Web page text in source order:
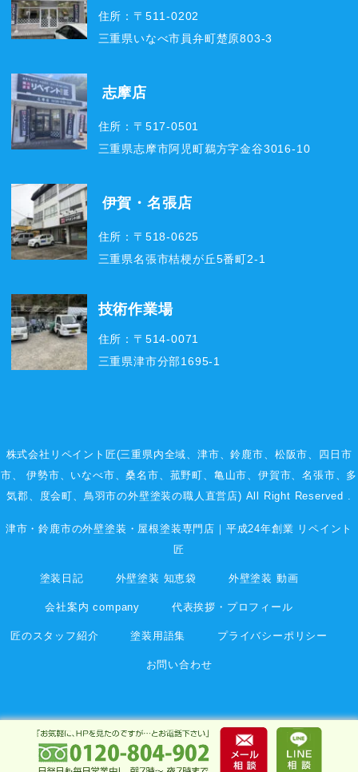
住所：〒511-0202
三重県いなべ市員弁町楚原803-3
志摩店
住所：〒517-0501
三重県志摩市阿児町鵜方字金谷3016-10
伊賀・名張店
住所：〒518-0625
三重県名張市桔梗が丘5番町2-1
技術作業場
住所：〒514-0071
三重県津市分部1695-1
株式会社リペイント匠(三重県内全域、津市、鈴鹿市、 松阪市、 四日市
市、 伊勢市、いなべ市、桑名市、菰野町、 亀山市、伊賀市、名張市、多
気郡、度会町、鳥羽市の外壁塗装の職人直営店) All Right Reserved .
津市・鈴鹿市の外壁塗装・屋根塗装専門店｜平成24年創業 リペイント
匠
塗装日記 外壁塗装 知恵袋 外壁塗装 動画
会社案内 company 代表挨拶・プロフィール
匠のスタッフ紹介 塗装用語集 プライバシーポリシー
お問い合わせ